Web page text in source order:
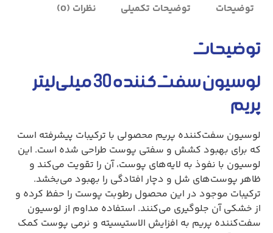
توضیحات توضیحات تکمیلی نظرات (0)
توضیحات
لوسیون سفت‌کننده 30 میلی‌لیتر
پریم
لوسیون سفت‌کننده پریم محصولی با ترکیبات پیشرفته است
که برای بهبود کشش و سفتی پوست طراحی شده است. این
لوسیون با نفوذ به لایه‌های پوست، آن را تقویت می‌کند و
ظاهر پوست‌های شل و دچار افتادگی را بهبود می‌بخشد.
ترکیبات موجود در این محصول رطوبت پوست را حفظ کرده و
از خشکی آن جلوگیری می‌کنند. استفاده مداوم از لوسیون
سفت‌کننده پریم به افزایش الاستیسیته و نرمی پوست کمک